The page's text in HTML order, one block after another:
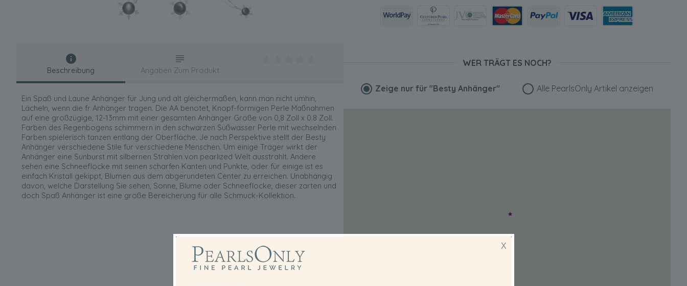
Beschreibung
Ein Spaß und Laune Anhänger für Jung und alt gleichermaßen, kann man nicht umhin,
Lächeln, wenn die fr Anhänger tragen. Die AA benotet, Knopf-förmigen Perle Maßnahmen
auf eine großzügige, 12-13mm mit einer gesamten Anhänger Größe von 0,8 Zoll x 0.8 Zoll.
Farben des Regenbogens schimmern in den schwarzen Süßwasser Perle mit wechselnden
Farben spielerisch tanzen entlang der Oberfläche. Je nach Perspektive stellt der Besty
Anhänger verschiedene Stile für verschiedene Menschen. Um einige Träger wirkt der
Anhänger eine Sunburst mit silbernen Strahlen von pearlized Welt ausstrahlt. Andere
sehen eine Schneeflocke mit seinen scharfen Kanten und Punkte, oder für einige ist es
einfach Kristall gekippt, Blumen aus dem abgerundeten Center zu erreichen. Unabhängig
davon, welche Darstellung Sie sehen, Sonne, Blume oder Schneeflocke, dieser zarten und
doch Spaß Anhänger ist eine große Bereicherung für alle Schmuck-Kollektion.
Angaben Zum Produkt
WER TRÄGT ES NOCH?
Zeige nur für "Besty Anhänger" Alle PearlsOnly Artikel anzeigen
X